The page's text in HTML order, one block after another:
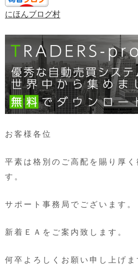
にほんブログ村
お客様各位
平素は格別のご高配を賜り厚く
す。
サポート事務局でございます。
新着ＥＡをご案内致します。
何卒よろしくお願い申し上げま